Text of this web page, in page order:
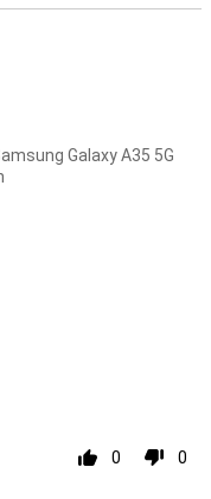
Galaxy A35 5G
0 0